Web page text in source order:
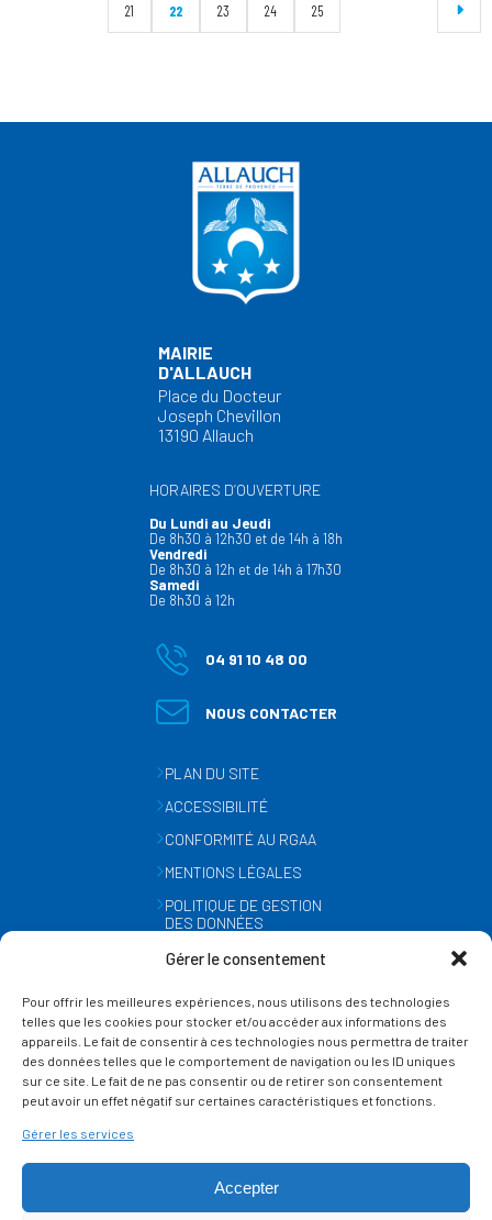
Gérer le consentement
Pour offrir les meilleures expériences, nous utilisons des technologies
telles que les cookies pour stocker et/ou accéder aux informations des
appareils. Le fait de consentir à ces technologies nous permettra de traiter
des données telles que le comportement de navigation ou les ID uniques
sur ce site. Le fait de ne pas consentir ou de retirer son consentement
peut avoir un effet négatif sur certaines caractéristiques et fonctions.
Gérer les services
Accepter
21 22 23 24 25
MAIRIE
D'ALLAUCH
Place du Docteur
Joseph Chevillon
13190 Allauch
HORAIRES D’OUVERTURE
Du Lundi au Jeudi
De 8h30 à 12h30 et de 14h à 18h
Vendredi
De 8h30 à 12h et de 14h à 17h30
Samedi
De 8h30 à 12h
04 91 10 48 00
NOUS CONTACTER
PLAN DU SITE
ACCESSIBILITÉ
CONFORMITÉ AU RGAA
MENTIONS LÉGALES
POLITIQUE DE GESTION
DES DONNÉES
GESTION DES COOKIES
SUIVEZ-NOUS
SUR LES RÉSEAUX